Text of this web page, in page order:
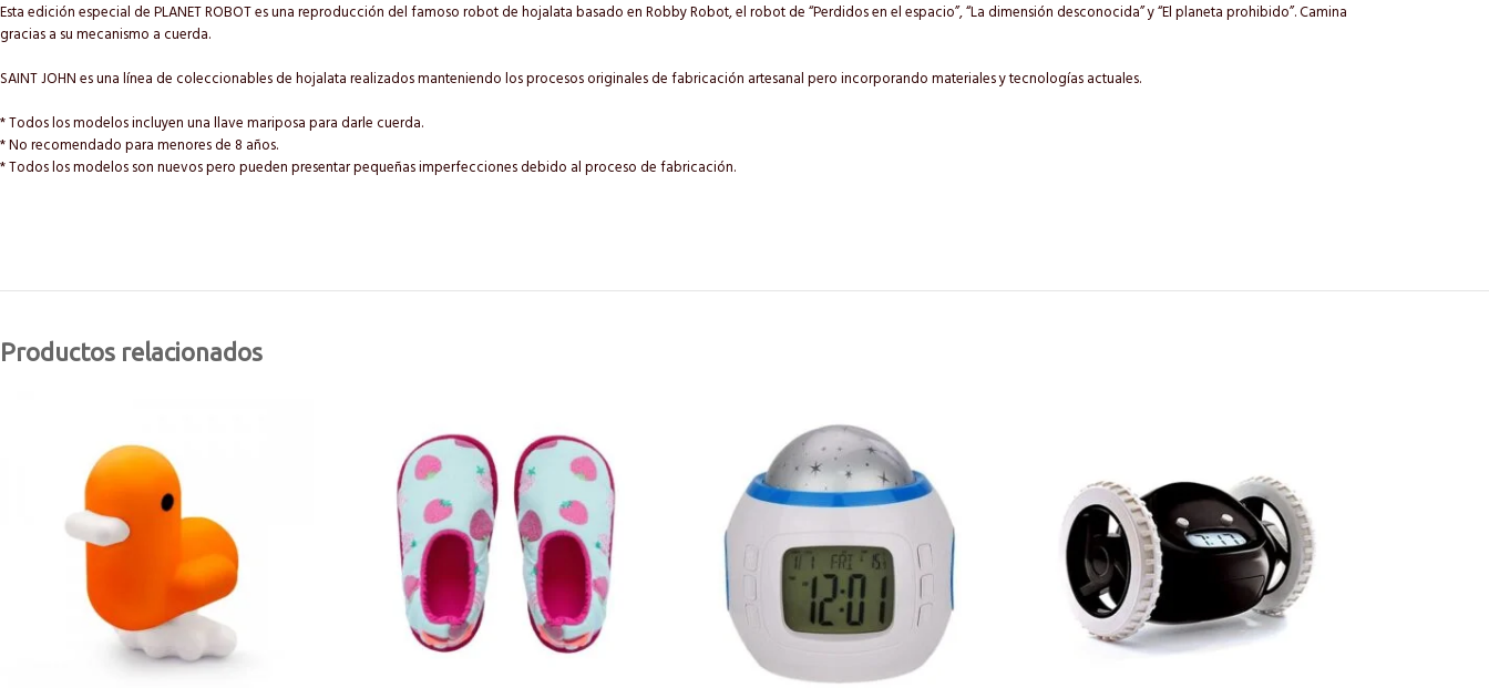
Esta edición especial de PLANET ROBOT es una reproducción del famoso robot de hojalata basado en Robby Robot, el robot de “Perdidos en el espacio”, “La dimensión desconocida” y “El planeta prohibido”. Camina
gracias a su mecanismo a cuerda.
SAINT JOHN es una línea de coleccionables de hojalata realizados manteniendo los procesos originales de fabricación artesanal pero incorporando materiales y tecnologías actuales.
* Todos los modelos incluyen una llave mariposa para darle cuerda.
* No recomendado para menores de 8 años.
* Todos los modelos son nuevos pero pueden presentar pequeñas imperfecciones debido al proceso de fabricación.
Productos relacionados